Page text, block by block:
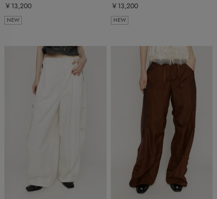
￥13,200
NEW
￥13,200
NEW